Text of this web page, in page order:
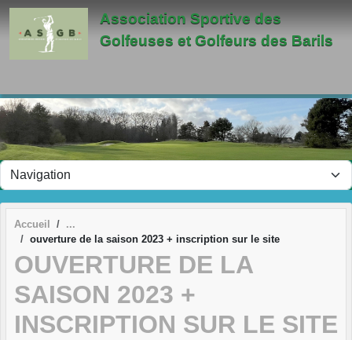
Association Sportive des
Golfeuses et Golfeurs des Barils
Accueil
ouverture de la saison 2023 + inscription sur le site
OUVERTURE DE LA
SAISON 2023 +
INSCRIPTION SUR LE SITE
Panneau de gestion des cookies